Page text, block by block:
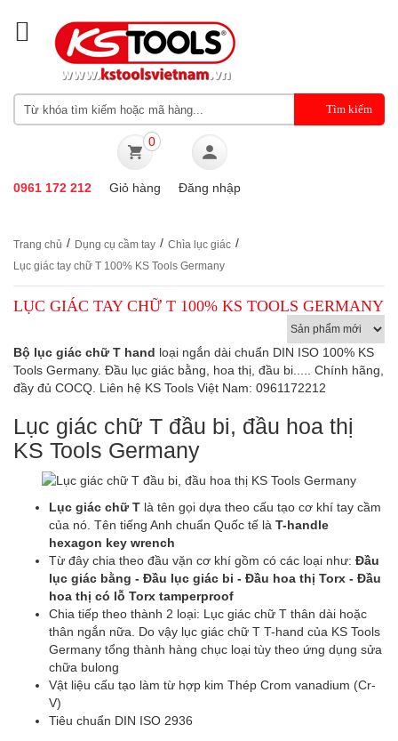
0961 172 212
0
Giỏ hàng Đăng nhập
Trang chủ / Dụng cụ cầm tay / Chìa lục giác /
Lục giác tay chữ T 100% KS Tools Germany
LỤC GIÁC TAY CHỮ T 100% KS TOOLS GERMANY
Bộ lục giác chữ T hand loại ngắn dài chuẩn DIN ISO 100% KS
Tools Germany. Đầu lục giác bằng, hoa thị, đầu bi..... Chính hãng,
đầy đủ COCQ. Liên hệ KS Tools Việt Nam: 0961172212
Lục giác chữ T đầu bi, đầu hoa thị
KS Tools Germany
Lục giác chữ T là tên gọi dựa theo cấu tạo cơ khí tay cầm
của nó. Tên tiếng Anh chuẩn Quốc tế là T-handle
hexagon key wrench
Từ đây chia theo đầu vặn cơ khí gồm có các loại như: Đầu
lục giác bằng - Đầu lục giác bi - Đầu hoa thị Torx - Đầu
hoa thị có lỗ Torx tamperproof
Chia tiếp theo thành 2 loại: Lục giác chữ T thân dài hoặc
thân ngắn nữa. Do vậy lục giác chữ T T-hand của KS Tools
Germany tổng thành hàng chục loại tùy theo ứng dụng sửa
chữa bulong
Vật liệu cấu tạo làm từ hợp kim Thép Crom vanadium (Cr-
V)
Tiêu chuẩn DIN ISO 2936